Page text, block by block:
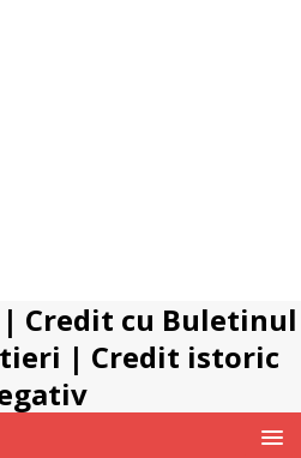
| Credit cu Buletinul
| Credit istoric